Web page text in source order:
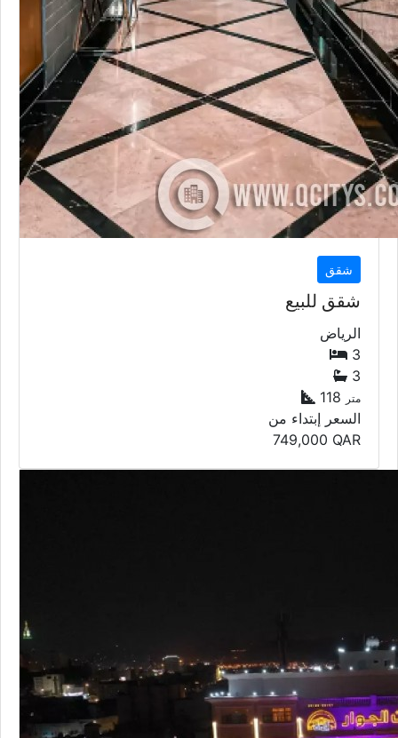
شقق
شقق للبيع
الرياض
3
3
118 متر
السعر إبتداء من
749,000 QAR